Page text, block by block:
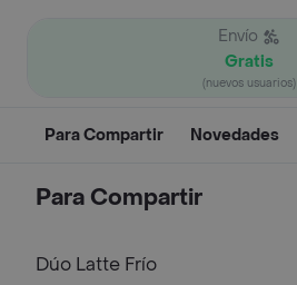
Envío
Gratis
(nuevos usuarios)
Para Compartir Novedades
Para Compartir
Dúo Latte Frío